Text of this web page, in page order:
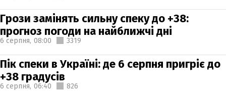
Грози замінять сильну спеку до +38:
прогноз погоди на найближчі дні
6 серпня, 08:00 3319
Пік спеки в Україні: де 6 серпня пригріє до
+38 градусів
6 серпня, 06:40 826